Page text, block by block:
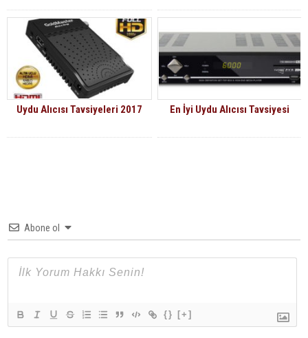
Uydu Alıcısı Tavsiyeleri 2017 En İyi Uydu Alıcısı Tavsiyesi
Abone ol
{} [+]